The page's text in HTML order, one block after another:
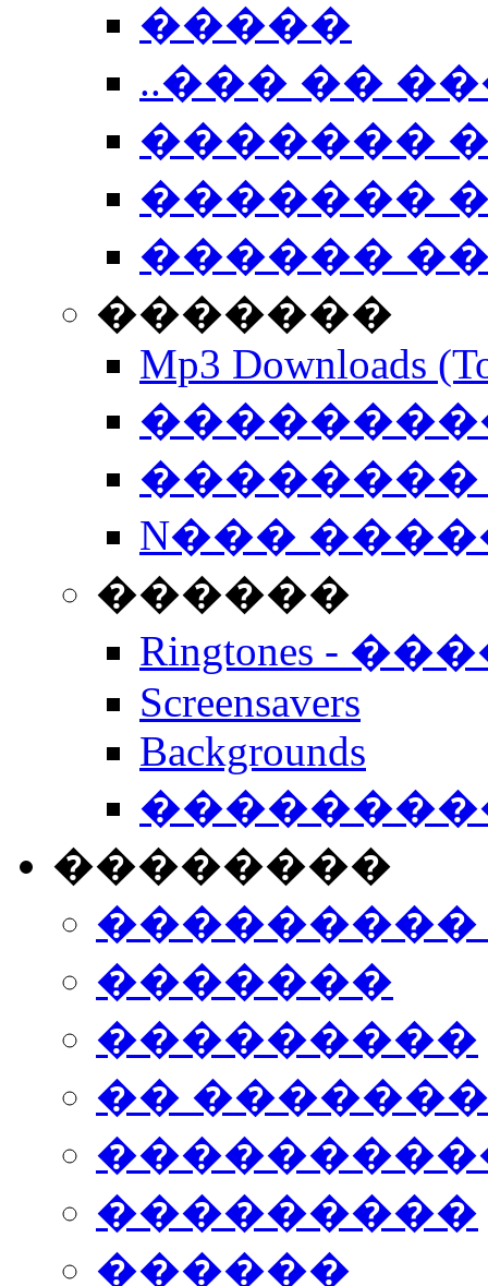
�����
..��� ��
�������
�������
������
�������
Mp3 Downloads
��������
N���
������
Ringtones -
Screensavers
Backgrounds
��������
���������
�������
���������
��
���������
������